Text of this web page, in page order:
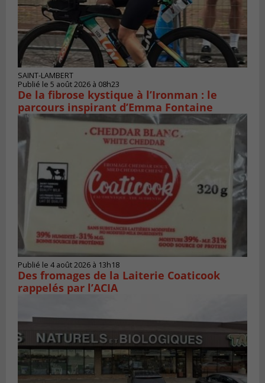
SAINT-LAMBERT
Publié le 5 août 2026 à 08h23
De la fibrose kystique à l’Ironman : le
parcours inspirant d’Emma Fontaine
Publié le 4 août 2026 à 13h18
Des fromages de la Laiterie Coaticook
rappelés par l’ACIA